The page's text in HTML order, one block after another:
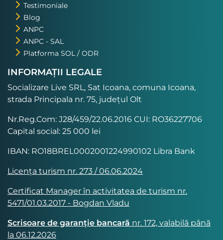
Testimoniale
Blog
ANPC
ANPC - SAL
Platforma SOL / ODR
INFORMAȚII LEGALE
Socializare Live SRL, Sat Icoana, comuna Icoana,
strada Principala nr. 75, județul Olt
Nr.Reg.Com: J28/459/22.06.2016 CUI: RO36227706
Capital social: 25 000 lei
IBAN: RO18BREL0002001224990102 Libra Bank
Licența turism nr. 273 / 06.06.2024
Certificat Manager în activitatea de turism nr.
5471/01.03.2017 - Bogdan Vladu
Scrisoare de garanție bancară nr. 172, valabilă până
la 06.12.2026